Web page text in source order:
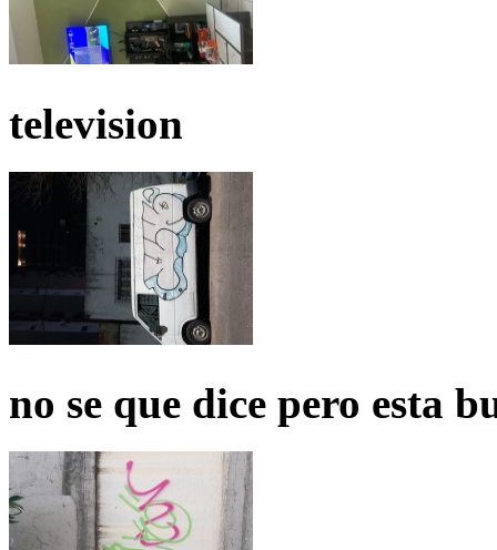
television
no se que dice pero esta